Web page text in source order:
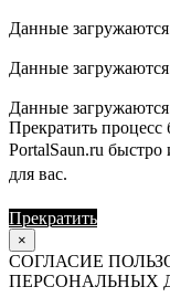
Данные
Данные
Данные
Прекратить процесс
PortalSaun.ru быстро
для вас.
Прекратить
×
СОГЛАСИЕ
ПЕРСОНАЛЬНЫХ